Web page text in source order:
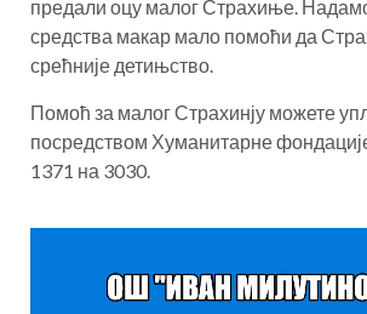
предали оцу малог Страхиње.
средства макар мало помоћи да
срећније детињство.
Помоћ за малог Страхинју можете
посредством Хуманитарне
1371 на 3030.